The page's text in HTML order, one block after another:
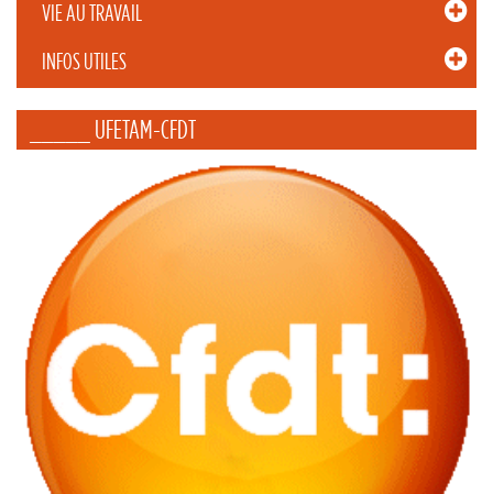
VIE AU TRAVAIL
INFOS UTILES
_____ UFETAM-CFDT